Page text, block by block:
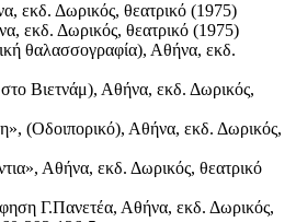
εκδ. Δωρικός, θεατρικό (1975)
εκδ. Δωρικός, θεατρικό (1975)
θαλασσογραφία), Αθήνα, εκδ.
Βιετνάμ), Αθήνα, εκδ. Δωρικός,
(Οδοιπορικό), Αθήνα, εκδ. Δωρικός,
Αθήνα, εκδ. Δωρικός, θεατρικό
Γ.Πανετέα, Αθήνα, εκδ. Δωρικός,